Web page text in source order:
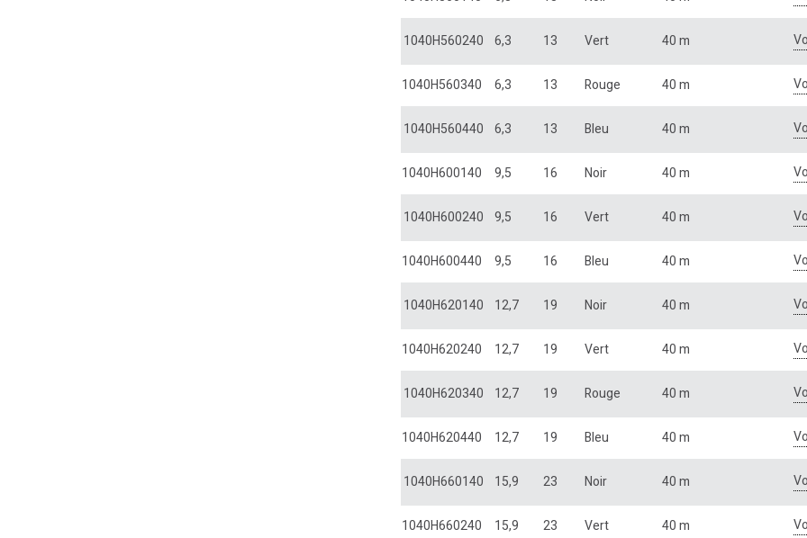
1040H560240 6,3 13 Vert 40 m
1040H560340 6,3 13 Rouge 40 m
1040H560440 6,3 13 Bleu 40 m
1040H600140 9,5 16 Noir 40 m
1040H600240 9,5 16 Vert 40 m
1040H600440 9,5 16 Bleu 40 m
1040H620140 12,7 19 Noir 40 m
1040H620240 12,7 19 Vert 40 m
1040H620340 12,7 19 Rouge 40 m
1040H620440 12,7 19 Bleu 40 m
1040H660140 15,9 23 Noir 40 m
1040H660240 15,9 23 Vert 40 m